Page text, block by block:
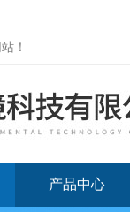
！
产品中心